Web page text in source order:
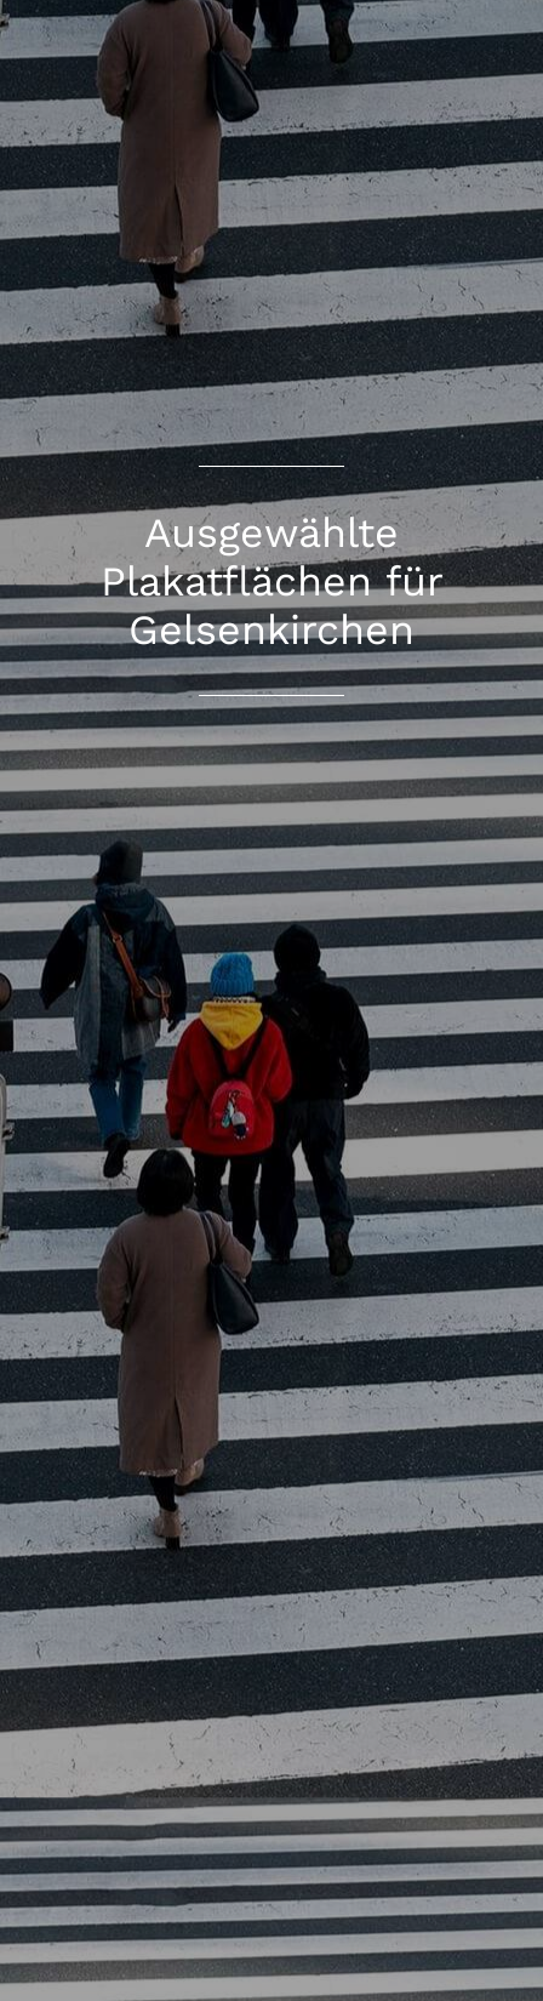
Ausgewählte
Plakatflächen für
Gelsenkirchen